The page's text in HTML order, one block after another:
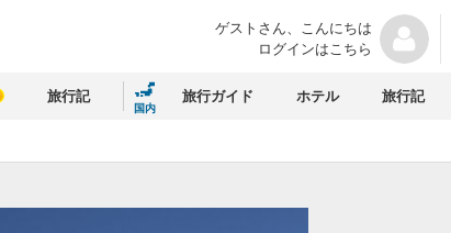
ゲストさん、 こんにちは
ログインはこちら
旅行記
国内
旅行ガイド ホテル 旅行記